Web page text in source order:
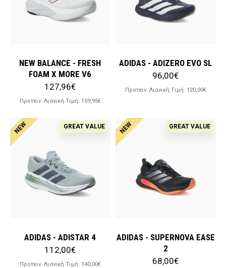
NEW BALANCE - FRESH
FOAM X MORE V6
127,96€
Προτειν. Λιανική Tιμή: 159,95€
ADIDAS - ADIZERO EVO SL
96,00€
Προτειν. Λιανική Tιμή: 120,00€
NEW GREAT VALUE
ADIDAS - ADISTAR 4
112,00€
Προτειν. Λιανική Tιμή: 140,00€
NEW GREAT VALUE
ADIDAS - SUPERNOVA EASE
2
68,00€